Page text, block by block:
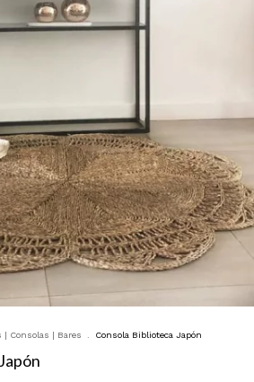
| Consolas | Bares . Consola Biblioteca Japón